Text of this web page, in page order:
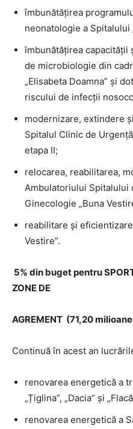
îmbunătățirea
neonatologie a Spitalului
îmbunătățirea capacității
de microbiologie din
„Elisabeta Doamna” și
riscului de infecții
modernizare, extindere
Spitalul Clinic de
etapa II;
relocarea, reabilitarea,
Ambulatoriului Spitalului
Ginecologie „Buna
reabilitare și
Vestire”.
5% din buget pentru
ZONE DE
AGREMENT (71,20
Continuă în acest an
renovarea energetică a
„Țiglina”, „Dacia” și
renovarea energetică a